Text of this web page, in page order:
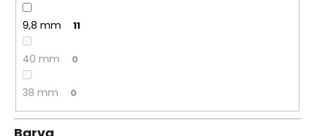
9,8 mm 11
40 mm 0
38 mm 0